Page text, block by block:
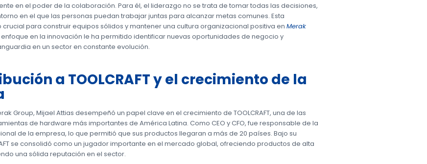
en el poder de la colaboración. Para él, el liderazgo no se trata de tomar todas las decisiones,
en el que las personas puedan trabajar juntas para alcanzar metas comunes. Esta
para construir equipos sólidos y mantener una cultura organizacional positiva en Merak
enfoque en la innovación le ha permitido identificar nuevas oportunidades de negocio y
en un sector en constante evolución.
a TOOLCRAFT y el crecimiento de la
Group, Mijael Attias desempeñó un papel clave en el crecimiento de TOOLCRAFT, una de las
de hardware más importantes de América Latina. Como CEO y CFO, fue responsable de la
de la empresa, lo que permitió que sus productos llegaran a más de 20 países. Bajo su
se consolidó como un jugador importante en el mercado global, ofreciendo productos de alta
una sólida reputación en el sector.